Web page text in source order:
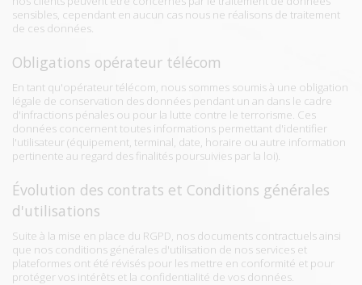
sensibles, cependant en aucun cas nous ne réalisons de traitement
de ces données.
Obligations opérateur télécom
En tant qu'opérateur télécom, nous sommes soumis à une obligation
légale de conservation des données pendant un an dans le cadre
d'infractions pénales ou pour la lutte contre le terrorisme. Ces
données concernent toutes informations permettant d'identifier
l'utilisateur (équipement, terminal, date, horaire ou autre information
pertinente au regard des finalités poursuivies par la loi).
Évolution des contrats et Conditions générales
d'utilisations
Suite à la mise en place du RGPD, nos documents contractuels ainsi
que nos conditions générales d'utilisation de nos services et
plateformes ont été révisés pour les mettre en conformité et pour
protéger vos intérêts et la confidentialité de vos données.